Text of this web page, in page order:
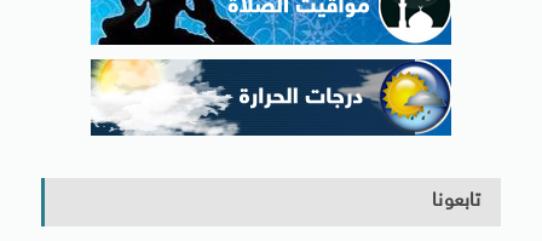
تابعونا